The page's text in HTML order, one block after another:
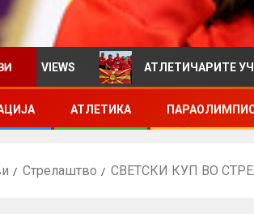
АТЛЕТИЧАРИТЕ
АТЛЕТИКА
Стрелаштво СВЕТСКИ КУП ВО